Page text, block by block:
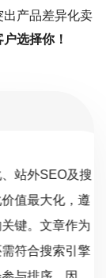
产品差异化卖
户选择你！
外SEO及搜
最大化，遵
。文章作为
搜索引擎